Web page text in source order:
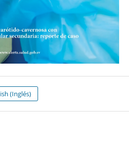
(Inglés)